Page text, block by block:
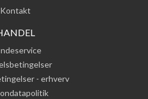
Kontakt
- erhverv